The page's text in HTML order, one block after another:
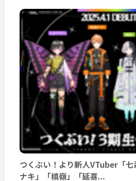
つくぶい！より新人VTuber「
ナキ」「槙嶺」「延喜...